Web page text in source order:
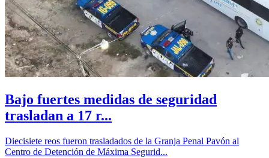
Bajo fuertes medidas de seguridad
trasladan a 17 r...
Diecisiete reos fueron trasladados de la Granja Penal Pavón al
Centro de Detención de Máxima Segurid...